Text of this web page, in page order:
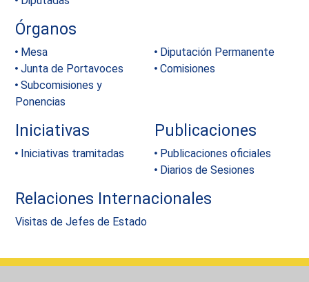
Órganos
Mesa
Diputación Permanente
Junta de Portavoces
Comisiones
Subcomisiones y
Ponencias
Iniciativas Publicaciones
Iniciativas tramitadas
Publicaciones oficiales
Diarios de Sesiones
Relaciones Internacionales
Visitas de Jefes de Estado